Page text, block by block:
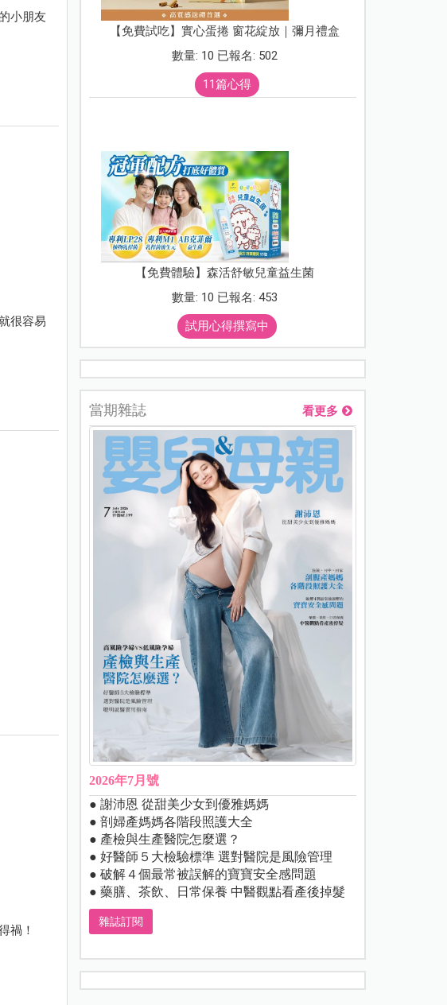
小朋友
很容易
禍！
【免費試吃】實心蛋捲 窗花綻放｜彌月禮盒
數量: 10 已報名: 502
11篇心得
【免費體驗】森活舒敏兒童益生菌
數量: 10 已報名: 453
試用心得撰寫中
當期雜誌 看更多
2026年7月號
● 謝沛恩 從甜美少女到優雅媽媽
● 剖婦產媽媽各階段照護大全
● 產檢與生產醫院怎麼選？
● 好醫師５大檢驗標準 選對醫院是風險管理
● 破解４個最常被誤解的寶寶安全感問題
● 藥膳、茶飲、日常保養 中醫觀點看產後掉髮
雜誌訂閱